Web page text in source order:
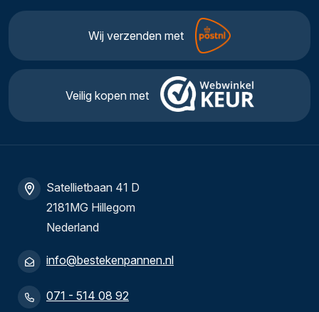
Wij verzenden met
Veilig kopen met
Satellietbaan 41 D
2181MG Hillegom
Nederland
info@bestekenpannen.nl
071 - 514 08 92